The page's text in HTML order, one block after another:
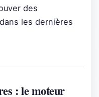
des
les dernières
: le moteur